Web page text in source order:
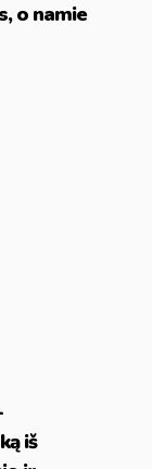
o namie
iš